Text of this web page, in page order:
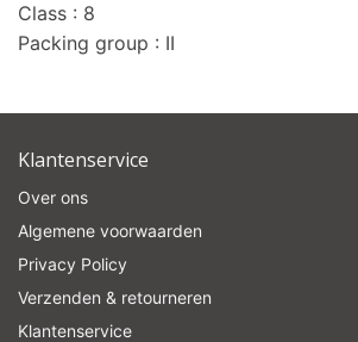
Class : 8
Packing group : II
Klantenservice
Over ons
Algemene voorwaarden
Privacy Policy
Verzenden & retourneren
Klantenservice